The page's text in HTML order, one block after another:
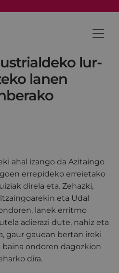
lur-
lanen
ahal izango da Azitaingo
errepideko erreietako
direla eta. Zehazki,
eta Udal
lanek erritmo
adierazi dute, nahiz eta
gaur gauean bertan ireki
baina ondoren dagozkion
dira.